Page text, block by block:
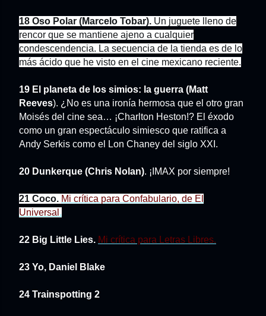
18 Oso Polar (Marcelo Tobar). Un juguete lleno de
rencor que se mantiene ajeno a cualquier
condescendencia. La secuencia de la tienda es de lo
más ácido que he visto en el cine mexicano reciente.
19 El planeta de los simios: la guerra (Matt
Reeves). ¿No es una ironía hermosa que el otro gran
Moisés del cine sea… ¡Charlton Heston!? El éxodo
como un gran espectáculo simiesco que ratifica a
Andy Serkis como el Lon Chaney del siglo XXI.
20 Dunkerque (Chris Nolan). ¡IMAX por siempre!
21 Coco. Mi crítica para Confabulario, de El
Universal .
22 Big Little Lies. Mi crítica para Letras Libres.
23 Yo, Daniel Blake
24 Trainspotting 2